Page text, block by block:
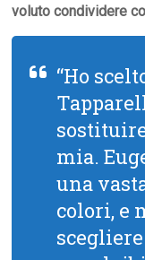
voluto condividere
“Ho
mia.
una
colori, e